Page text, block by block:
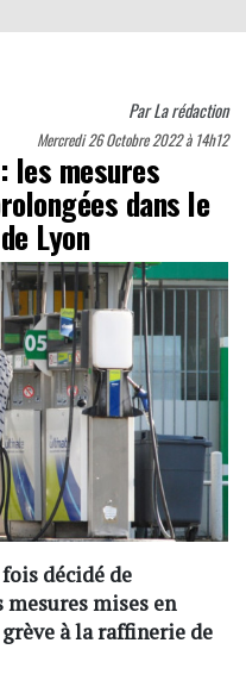
ParLa rédaction
Mercredi 26 Octobre 2022 à 14h12
les mesures
dans le
Lyon
décidé de
mises en
à la raffinerie de